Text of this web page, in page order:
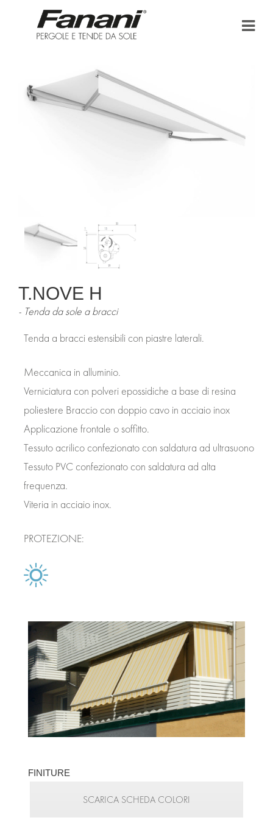
AZIENDA
AREA DOWNLOAD
CONTATTI
T.NOVE H
Tenda da sole a bracci
Tenda a bracci estensibili con piastre laterali.
Meccanica in alluminio.
Verniciatura con polveri epossidiche a base di resina
poliestere Braccio con doppio cavo in acciaio inox
Applicazione frontale o soffitto.
Tessuto acrilico confezionato con saldatura ad ultrasuono
Tessuto PVC confezionato con saldatura ad alta
frequenza.
Viteria in acciaio inox.
PROTEZIONE:
FINITURE
SCARICA SCHEDA COLORI